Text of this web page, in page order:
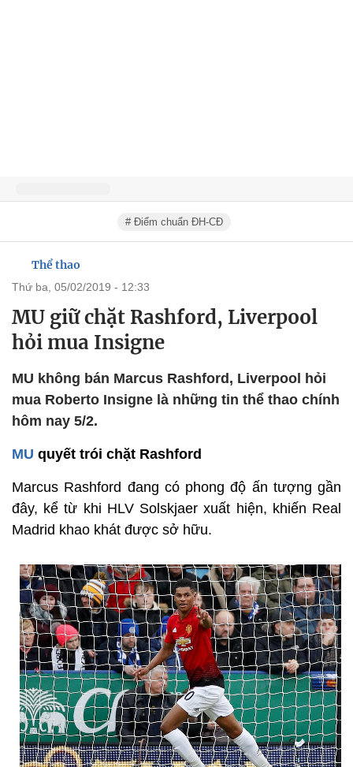
# Điểm chuẩn ĐH-CĐ
Thể thao
thứ ba, 05/02/2019 - 12:33
MU giữ chặt Rashford, Liverpool
hỏi mua Insigne
MU không bán Marcus Rashford, Liverpool hỏi
mua Roberto Insigne là những tin thể thao chính
hôm nay 5/2.
MU quyết trói chặt Rashford
Marcus Rashford đang có phong độ ấn tượng gần
đây, kể từ khi HLV Solskjaer xuất hiện, khiến Real
Madrid khao khát được sở hữu.